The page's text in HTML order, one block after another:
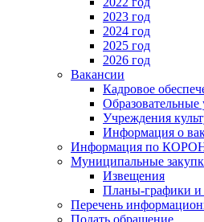
2023 год
2024 год
2025 год
2026 год
Вакансии
Кадровое
Учреждения
Информация о
Информация по
Муниципальные
Извещения
Планы-графики и
Перечень
Подать обращение